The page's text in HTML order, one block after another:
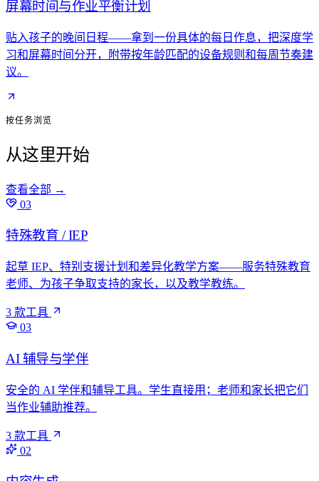
屏幕时间与作业平衡计划
贴入孩子的晚间日程——拿到一份具体的每日作息，把深度学
习和屏幕时间分开，附带按年龄匹配的设备规则和每周节奏建
议。
按任务浏览
从这里开始
查看全部 →
03
特殊教育 / IEP
起草 IEP、特别支援计划和差异化教学方案——服务特殊教育
老师、为孩子争取支持的家长，以及教学教练。
3 款工具
03
AI 辅导与学伴
安全的 AI 学伴和辅导工具。学生直接用；老师和家长把它们
当作业辅助推荐。
3 款工具
02